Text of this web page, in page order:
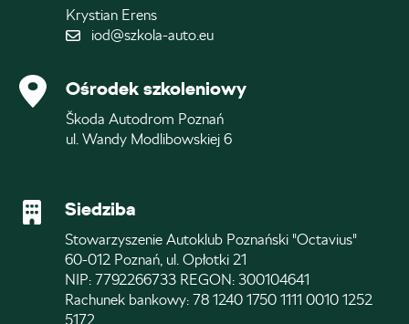
Krystian Erens
iod@szkola-auto.eu
Ośrodek szkoleniowy
Škoda Autodrom Poznań
ul. Wandy Modlibowskiej 6
Siedziba
Stowarzyszenie Autoklub Poznański "Octavius"
60-012 Poznań, ul. Opłotki 21
NIP: 7792266733 REGON: 300104641
Rachunek bankowy: 78 1240 1750 1111 0010 1252
5172